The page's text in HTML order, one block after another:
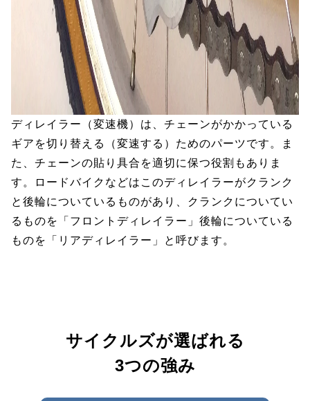
ディレイラー（変速機）は、チェーンがかかっている
ギアを切り替える（変速する）ためのパーツです。ま
た、チェーンの貼り具合を適切に保つ役割もありま
す。ロードバイクなどはこのディレイラーがクランク
と後輪についているものがあり、クランクについてい
るものを「フロントディレイラー」後輪についている
ものを「リアディレイラー」と呼びます。
サイクルズが選ばれる
3つの強み